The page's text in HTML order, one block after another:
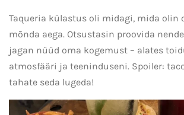
Taqueria külastus oli midagi, mida olin
mõnda aega. Otsustasin proovida
jagan nüüd oma kogemust – alates
atmosfääri ja teeninduseni. Spoiler:
tahate seda lugeda!